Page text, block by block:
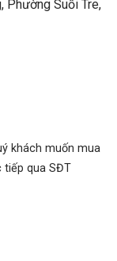
Phường Suối Tre,
khách muốn mua
tiếp qua SĐT